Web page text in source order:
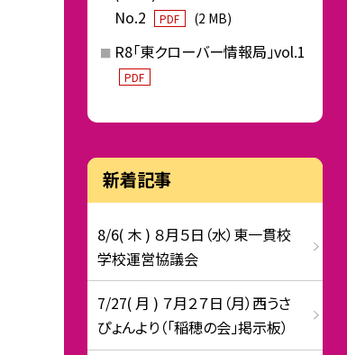
No.2
PDF (2 MB)
R8「東クローバー情報局」vol.1
PDF
新着記事
8/6( 木 ) ８月５日（水）東一貫校
学校運営協議会
7/27( 月 ) ７月２７日（月）西うさ
ぴょんより（「稲穂の会」掲示板）